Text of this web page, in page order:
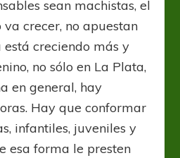
sean machistas, el
crecer, no apuestan
creciendo más y
no sólo en La Plata,
en general, hay
Hay que conformar
infantiles, juveniles y
esa forma le presten